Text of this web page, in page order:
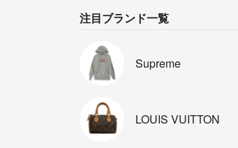
注目ブランド一覧
Supreme
LOUIS VUITTON